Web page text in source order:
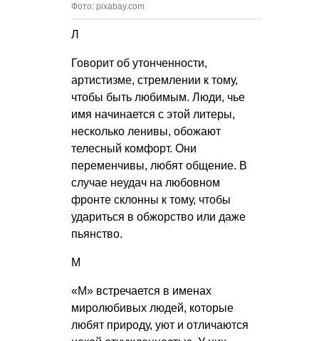
Фото: pixabay.com
Л
Говорит об утонченности,
артистизме, стремлении к тому,
чтобы быть любимым. Люди, чье
имя начинается с этой литеры,
несколько ленивы, обожают
телесный комфорт. Они
переменчивы, любят общение. В
случае неудач на любовном
фронте склонны к тому, чтобы
удариться в обжорство или даже
пьянство.
М
«М» встречается в именах
миролюбивых людей, которые
любят природу, уют и отличаются